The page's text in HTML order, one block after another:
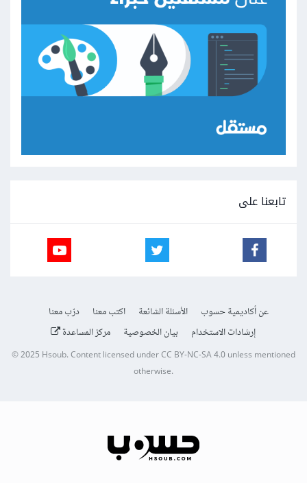
تابعنا على
عن أكاديمية حسوب الأسئلة الشائعة اكتب معنا
درّب معنا
إرشادات الاستخدام
بيان الخصوصية مركز المساعدة
© 2025Hsoub.Content licensed underCC BY-NC-SA 4.0unless mentioned
otherwise.